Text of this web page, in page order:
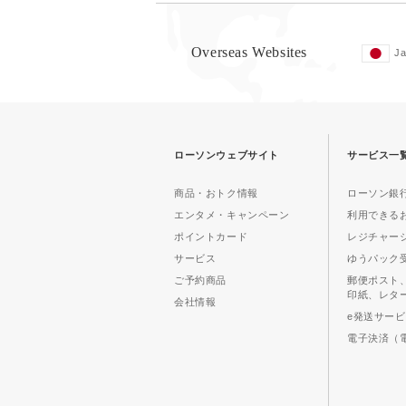
Overseas Websites
ローソンウェブサイト
商品・おトク情報
エンタメ・キャンペーン
ポイントカード
サービス
ご予約商品
会社情報
サービス一
ローソン銀
利用できる
レジチャー
ゆうパック
郵便ポスト
印紙、レタ
e発送サー
電子決済（